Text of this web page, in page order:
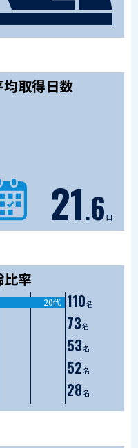
取得日数
21.6 日
率
20代 110名
73名
53名
52名
28名